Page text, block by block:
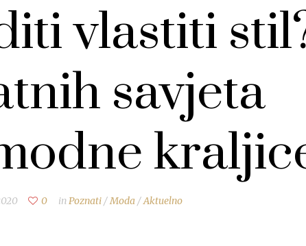
vlastiti
savjeta
0 inPoznati/Moda/Aktuelno